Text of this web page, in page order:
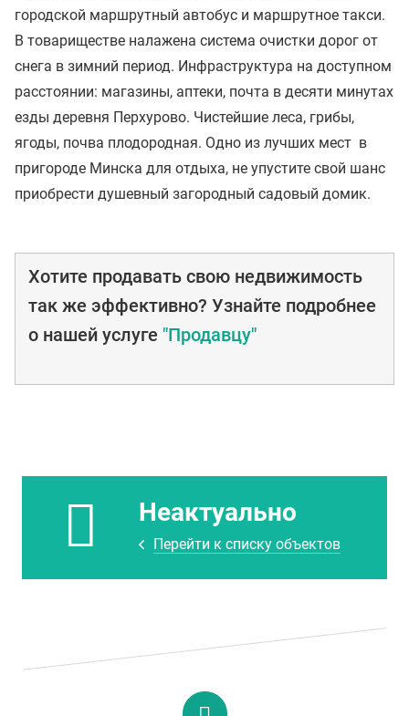
городской маршрутный автобус и маршрутное такси.
В товариществе налажена система очистки дорог от
снега в зимний период. Инфраструктура на доступном
расстоянии: магазины, аптеки, почта в десяти минутах
езды деревня Перхурово. Чистейшие леса, грибы,
ягоды, почва плодородная. Одно из лучших мест в
пригороде Минска для отдыха, не упустите свой шанс
приобрести душевный загородный садовый домик.
Хотите продавать свою недвижимость
так же эффективно? Узнайте подробнее
о нашей услуге "Продавцу"
Неактуально
Перейти к списку объектов